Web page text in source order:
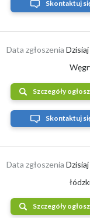
Skontaktuj
Data zgłoszenia
Szczegóły
Skontaktuj
Data zgłoszenia
Szczegóły